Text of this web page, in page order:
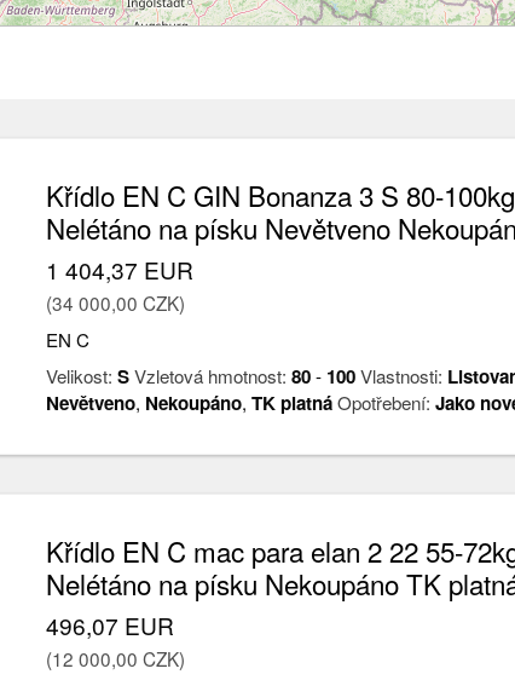
Křídlo EN C GIN Bonanza 3 S 80-
Nelétáno na písku Nevětveno
1 404,37 EUR
(34 000,00 CZK)
EN C
Velikost: SVzletová hmotnost: 80- 100Vlastnosti:
Nevětveno, Nekoupáno, TK platnáOpotřebení: Jako
Křídlo EN C mac para elan 2 22 55-
Nelétáno na písku Nekoupáno TK
496,07 EUR
(12 000,00 CZK)